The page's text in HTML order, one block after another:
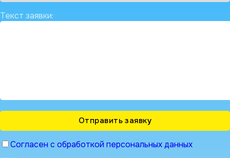
Текст заявки:
Согласен с обработкой персональных данных